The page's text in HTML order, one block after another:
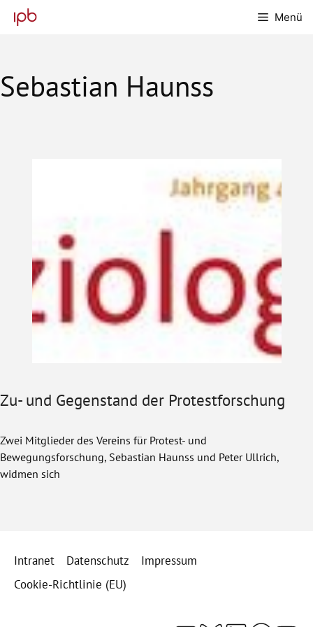
Inhalt
Menü
Sebastian Haunss
Zu- und Gegenstand der Protestforschung
Zwei Mitglieder des Vereins für Protest- und
Bewegungsforschung, Sebastian Haunss und Peter Ullrich,
widmen sich
Intranet Datenschutz
Impressum
Cookie-Richtlinie (EU)